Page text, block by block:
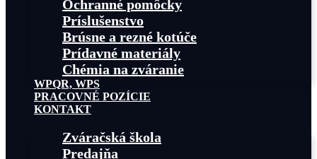
Ochranné pomôcky
Príslušenstvo
Brúsne a rezné kotúče
Prídavné materiály
Chémia na zváranie
WPQR, WPS
PRACOVNÉ POZÍCIE
KONTAKT
Zváračská škola
Predajňa